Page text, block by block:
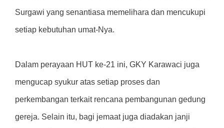
Surgawi yang senantiasa memelihara dan mencukupi
setiap kebutuhan umat-Nya.
Dalam perayaan HUT ke-21 ini, GKY Karawaci juga
mengucap syukur atas setiap proses dan
perkembangan terkait rencana pembangunan gedung
gereja. Selain itu, bagi jemaat juga diadakan janji